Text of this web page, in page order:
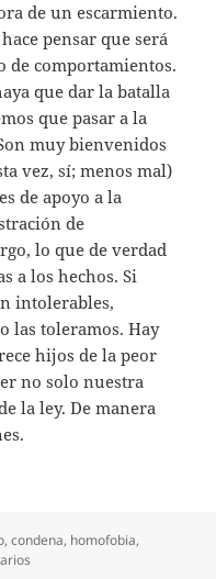
de un escarmiento.
pensar que será
de comportamientos.
que dar la batalla
que pasar a la
muy bienvenidos
vez, sí; menos mal)
de apoyo a la
de
lo que de verdad
a los hechos. Si
intolerables,
las toleramos. Hay
hijos de la peor
no solo nuestra
la ley. De manera
,condena, homofobia,